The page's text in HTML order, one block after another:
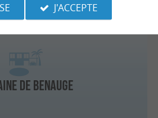
de Benauge
J'ACCEPTE